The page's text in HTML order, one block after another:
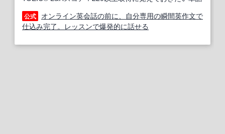
公式
オンライン英会話の前に、自分専用の瞬間英作文で
仕込み完了。レッスンで爆発的に話せる